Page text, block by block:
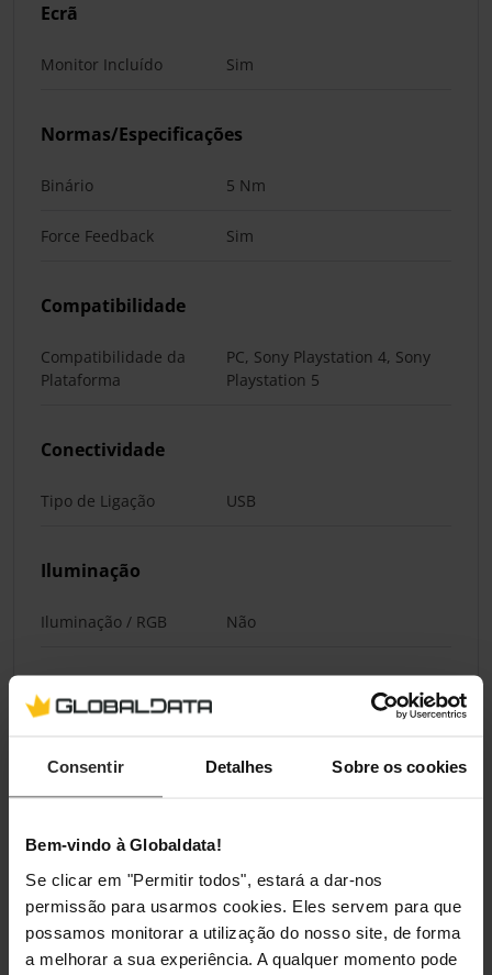
Consentir Detalhes Sobre os cookies
Bem-vindo à Globaldata!
Se clicar em "Permitir todos", estará a dar-nos
permissão para usarmos cookies. Eles servem para que
possamos monitorar a utilização do nosso site, de forma
a melhorar a sua experiência. A qualquer momento pode
Ecrã
Monitor Incluído Sim
Normas/Especificações
Binário 5 Nm
Force Feedback Sim
Compatibilidade
Compatibilidade da
Plataforma
PC, Sony Playstation 4, Sony
Playstation 5
Conectividade
Tipo de Ligação USB
Iluminação
Iluminação / RGB Não
Classificações